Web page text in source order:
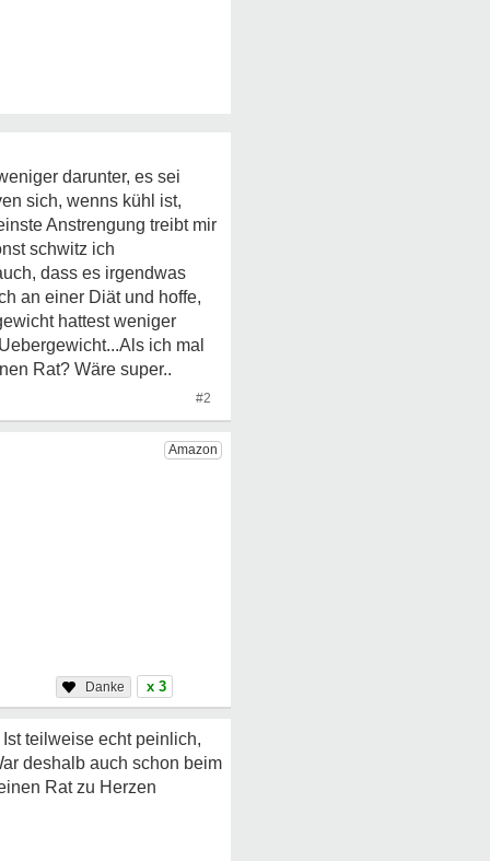
darunter, es sei
sich, wenns kühl ist,
Anstrengung treibt mir
schwitz ich
dass es irgendwas
an einer Diät und hoffe,
hattest weniger
ich mal
Rat? Wäre super..
#2
x 3
Ist teilweise echt peinlich,
deshalb auch schon beim
Rat zu Herzen